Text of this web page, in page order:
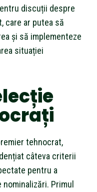
discuții despre
care ar putea să
și să implementeze
situației
tehnocrat,
câteva criterii
pentru a
Primul